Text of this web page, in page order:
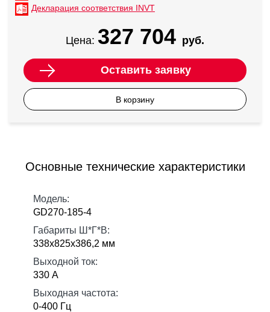
Декларация соответствия INVT
Цена: 327 704 руб.
Оставить заявку
В корзину
Основные технические характеристики
Модель:
GD270-185-4
Габариты Ш*Г*В:
338х825х386,2 мм
Выходной ток:
330 А
Выходная частота:
0-400 Гц